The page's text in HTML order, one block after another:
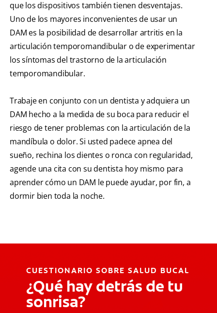
que los dispositivos también tienen desventajas.
Uno de los mayores inconvenientes de usar un
DAM es la posibilidad de desarrollar artritis en la
articulación temporomandibular o de experimentar
los síntomas del trastorno de la articulación
temporomandibular.
Trabaje en conjunto con un dentista y adquiera un
DAM hecho a la medida de su boca para reducir el
riesgo de tener problemas con la articulación de la
mandíbula o dolor. Si usted padece apnea del
sueño, rechina los dientes o ronca con regularidad,
agende una cita con su dentista hoy mismo para
aprender cómo un DAM le puede ayudar, por fin, a
dormir bien toda la noche.
CUESTIONARIO SOBRE SALUD BUCAL
¿Qué hay detrás de tu
sonrisa?